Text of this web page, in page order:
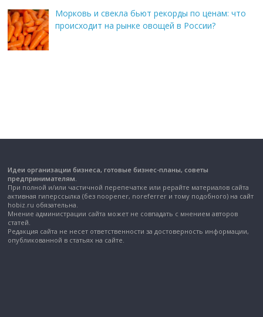
Морковь и свекла бьют рекорды по ценам: что
происходит на рынке овощей в России?
Идеи организации бизнеса, готовые бизнес-планы, советы
предпринимателям.
При полной и/или частичной перепечатке или рерайте материалов сайта
активная гиперссылка (без noopener, noreferrer и тому подобного) на сайт
hobiz.ru обязательна.
Мнение администрации сайта может не совпадать с мнением авторов
статей.
Редакция сайта не несет ответственности за достоверность информации,
опубликованной в статьях на сайте.